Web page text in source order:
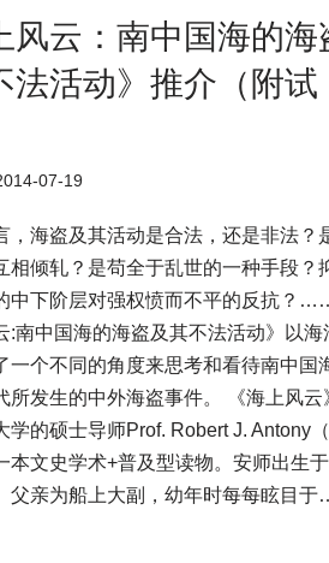
风云：南中国海的海
法活动》推介（附试
07-19
，海盗及其活动是合法，还是非法？
相倾轧？是苟全于乱世的一种手段？
中下阶层对强权愤而不平的反抗？
:南中国海的海盗及其不法活动》以海
一个不同的角度来思考和看待南中国
所发生的中外海盗事件。 《海上风云
学的硕士导师Prof. Robert J. Antony
本文史学术+普及型读物。安师出生
父亲为船上大副，幼年时每每眩目于